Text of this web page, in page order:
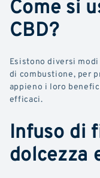
CBD?
Esistono diversi
di combustione, per
appieno i loro
efficaci.
Infuso di
dolcezza